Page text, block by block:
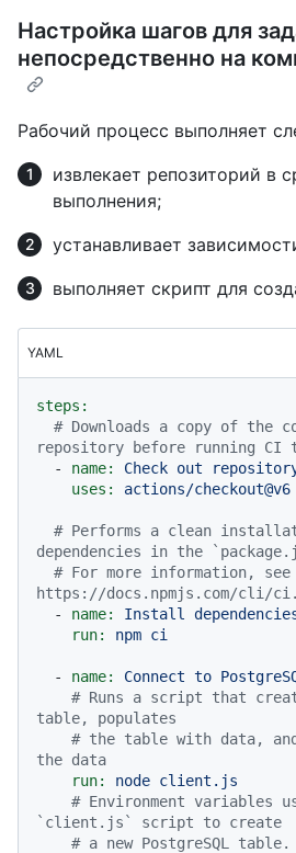
Настройка шагов для
непосредственно на
Рабочий процесс выполняет
извлекает репозиторий в
выполнения;
устанавливает
выполняет скрипт для
YAML
steps:
# Downloads a copy of the
repository before running CI
-
name: Check out
uses:
actions/checkout@v6
# Performs a clean
dependencies in the
# For more information, see
https://docs.npmjs.com/cli/
-
name: Install
run:
npm ci
- name: Connect to
# Runs a script that
table, populates
# the table with data,
the data
run:
node client.js
# Environment variables
`client.js` script to create
# a new PostgreSQL table.